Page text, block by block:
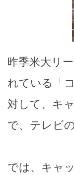
昨季米大リ
れている「
対して、キ
で、テレビ
では、キャ